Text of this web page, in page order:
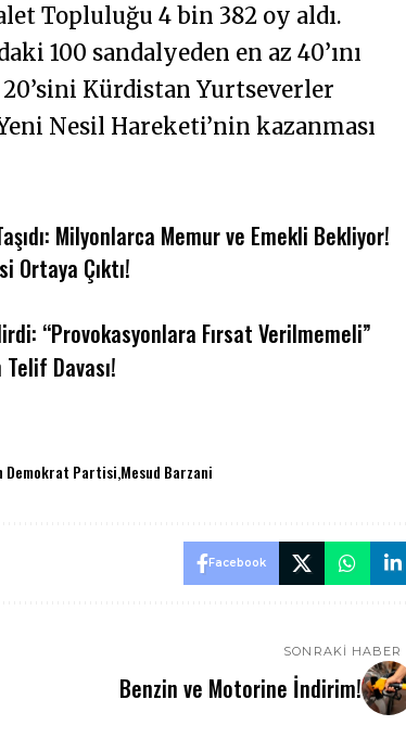
Topluluğu 4 bin 382 oy aldı.
100 sandalyeden en az 40’ını
Kürdistan Yurtseverler
Nesil Hareketi’nin kazanması
Milyonlarca Memur ve Emekli Bekliyor!
Ortaya Çıktı!
“Provokasyonlara Fırsat Verilmemeli”
Davası!
Demokrat Partisi Mesud Barzani
Facebook
SONRAKI HABER
Benzin ve Motorine İndirim!